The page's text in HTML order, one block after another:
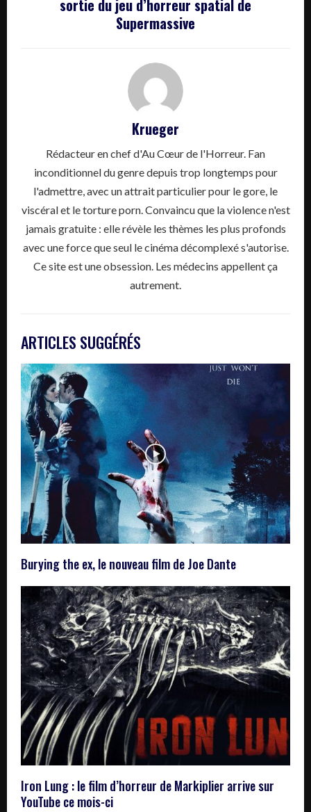
sortie du jeu d’horreur spatial de
Supermassive
Krueger
Rédacteur en chef d'Au Cœur de l'Horreur. Fan
inconditionnel du genre depuis trop longtemps pour
l'admettre, avec un attrait particulier pour le gore, le
viscéral et le torture porn. Convaincu que la violence n'est
jamais gratuite : elle révèle les thèmes les plus profonds
avec une force que seul le cinéma décomplexé s'autorise.
Ce site est une obsession. Les médecins appellent ça
autrement.
ARTICLES SUGGÉRÉS
Burying the ex, le nouveau film de Joe Dante
Iron Lung : le film d’horreur de Markiplier arrive sur
YouTube ce mois-ci